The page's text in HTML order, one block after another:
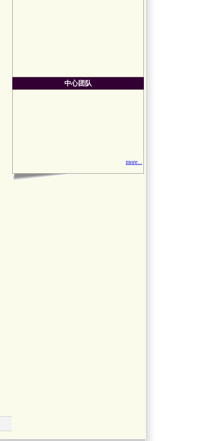
中心团队
more...